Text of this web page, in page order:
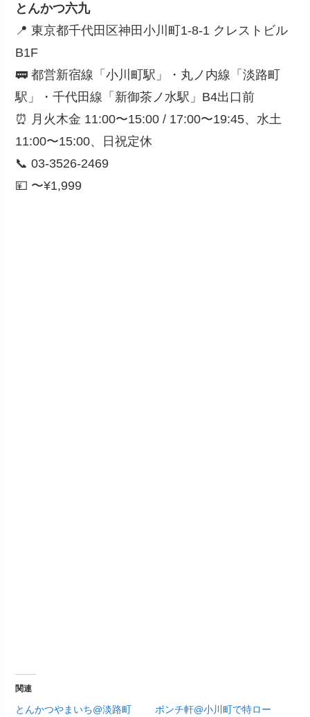
とんかつ六九
📍 東京都千代田区神田小川町1-8-1 クレストビル
B1F
🚃 都営新宿線「小川町駅」・丸ノ内線「淡路町
駅」・千代田線「新御茶ノ水駅」B4出口前
⏰ 月火木金 11:00〜15:00 / 17:00〜19:45、水土
11:00〜15:00、日祝定休
📞 03-3526-2469
💴 〜¥1,999
関連
とんかつやまいち@淡路町
ポンチ軒@小川町で特ロー